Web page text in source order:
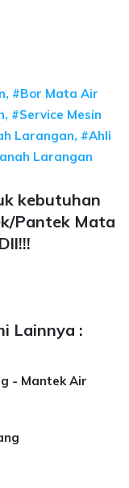
#Bor Mata Air
#Service Mesin
Larangan, #Ahli
Larangan
kebutuhan
Pantek Mata
Lainnya :
- Mantek Air